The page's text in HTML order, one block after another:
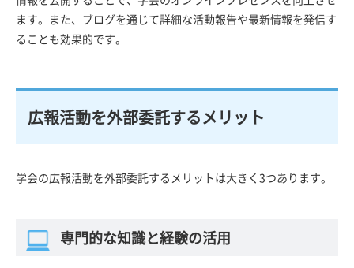
ます。また、ブログを通じて詳細な活動報告や最新情報を発信す
ることも効果的です。
広報活動を外部委託するメリット
学会の広報活動を外部委託するメリットは大きく3つあります。
専門的な知識と経験の活用